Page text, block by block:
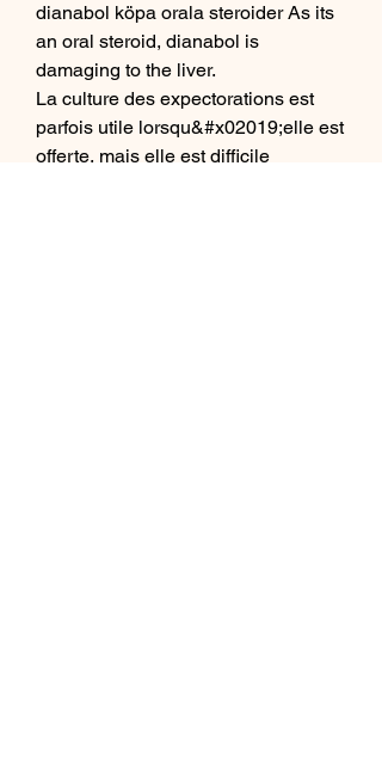
dianabol köpa orala steroider As its
an oral steroid, dianabol is
damaging to the liver.
La culture des expectorations est
parfois utile lorsqu&#x02019;elle est
offerte, mais elle est difficile